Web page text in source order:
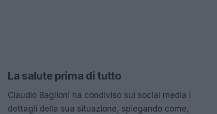
La salute prima di tutto
Claudio Baglioni ha condiviso sui social media i
dettagli della sua situazione, spiegando come,